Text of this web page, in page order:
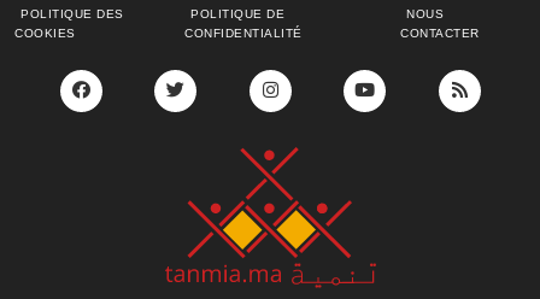
POLITIQUE DES
COOKIES
POLITIQUE DE
CONFIDENTIALITÉ
NOUS
CONTACTER